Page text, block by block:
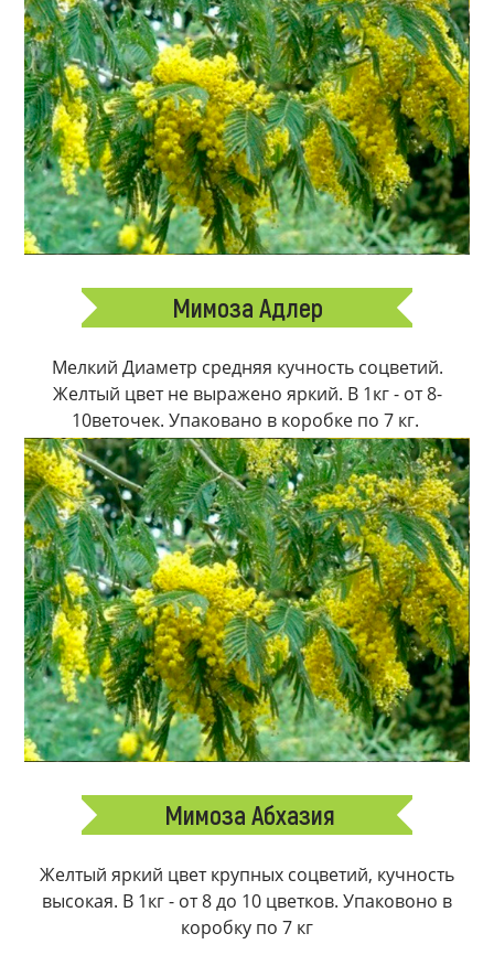
Мимоза Адлер
Мелкий Диаметр средняя кучность соцветий.
Желтый цвет не выражено яркий. В 1кг - от 8-
10веточек. Упаковано в коробке по 7 кг.
Мимоза Абхазия
Желтый яркий цвет крупных соцветий, кучность
высокая. В 1кг - от 8 до 10 цветков. Упаковоно в
коробку по 7 кг